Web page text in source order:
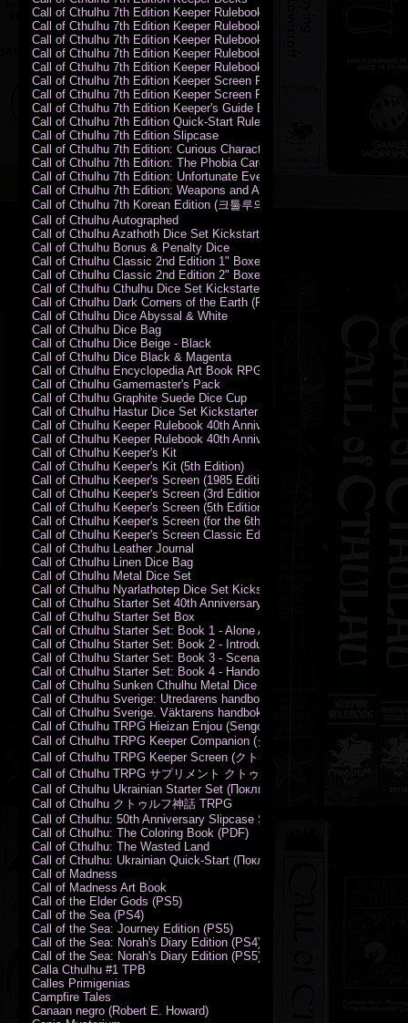
Call of Cthulhu 7th Edition Keeper Rulebook (PDF)
Call of Cthulhu 7th Edition Keeper Rulebook Backer Proof (PDF)
Call of Cthulhu 7th Edition Keeper Rulebook Hardcover
Call of Cthulhu 7th Edition Keeper Rulebook Leatherette
Call of Cthulhu 7th Edition Keeper Rulebook Softcover
Call of Cthulhu 7th Edition Keeper Screen Pack
Call of Cthulhu 7th Edition Keeper Screen Pack (PDF)
Call of Cthulhu 7th Edition Keeper's Guide El Artesano del Rey Edition
Call of Cthulhu 7th Edition Quick-Start Rules (PDF)
Call of Cthulhu 7th Edition Slipcase
Call of Cthulhu 7th Edition: Curious Characters Card Deck
Call of Cthulhu 7th Edition: The Phobia Card Deck
Call of Cthulhu 7th Edition: Unfortunate Events Card Deck
Call of Cthulhu 7th Edition: Weapons and Artifacts Card Deck
Call of Cthulhu 7th Korean Edition (크툴루의 부름: 수호자 룰북)
Call of Cthulhu Autographed
Call of Cthulhu Azathoth Dice Set Kickstarter Edition
Call of Cthulhu Bonus & Penalty Dice
Call of Cthulhu Classic 2nd Edition 1" Boxed Rules Set
Call of Cthulhu Classic 2nd Edition 2" Boxed Rules Set
Call of Cthulhu Cthulhu Dice Set Kickstarter Edition
Call of Cthulhu Dark Corners of the Earth (PC)
Call of Cthulhu Dice Abyssal & White
Call of Cthulhu Dice Bag
Call of Cthulhu Dice Beige - Black
Call of Cthulhu Dice Black & Magenta
Call of Cthulhu Encyclopedia Art Book RPG KA
Call of Cthulhu Gamemaster's Pack
Call of Cthulhu Graphite Suede Dice Cup
Call of Cthulhu Hastur Dice Set Kickstarter Edition
Call of Cthulhu Keeper Rulebook 40th Anniversary Edition
Call of Cthulhu Keeper Rulebook 40th Anniversary Edition (PDF)
Call of Cthulhu Keeper's Kit
Call of Cthulhu Keeper's Kit (5th Edition)
Call of Cthulhu Keeper's Screen (1985 Edition)
Call of Cthulhu Keeper's Screen (3rd Edition)
Call of Cthulhu Keeper's Screen (5th Edition)
Call of Cthulhu Keeper's Screen (for the 6th Edition Rules)
Call of Cthulhu Keeper's Screen Classic Edition
Call of Cthulhu Leather Journal
Call of Cthulhu Linen Dice Bag
Call of Cthulhu Metal Dice Set
Call of Cthulhu Nyarlathotep Dice Set Kickstarter Edition
Call of Cthulhu Starter Set 40th Anniversary Edition
Call of Cthulhu Starter Set Box
Call of Cthulhu Starter Set: Book 1 - Alone Against the Flames
Call of Cthulhu Starter Set: Book 2 - Introductory Rules
Call of Cthulhu Starter Set: Book 3 - Scenarios
Call of Cthulhu Starter Set: Book 4 - Handouts
Call of Cthulhu Sunken Cthulhu Metal Dice Set
Call of Cthulhu Sverige: Utredarens handbok (PDF)
Call of Cthulhu Sverige. Väktarens handbok
Call of Cthulhu TRPG Hieizan Enjou (Sengoku Period)
Call of Cthulhu TRPG Keeper Companion (クトゥルフ神話TRPG キー
Call of Cthulhu TRPG Keeper Screen (クトゥルフ神話TRPG キーパー
Call of Cthulhu TRPG サプリメント クトゥルフ2015
Call of Cthulhu Ukrainian Starter Set (Поклик Ктулху. Базовий набір)
Call of Cthulhu クトゥルフ神話 TRPG
Call of Cthulhu: 50th Anniversary Slipcase Set
Call of Cthulhu: The Coloring Book (PDF)
Call of Cthulhu: The Wasted Land
Call of Cthulhu: Ukrainian Quick-Start (Поклик Ктулху. Швидкий
Call of Madness
Call of Madness Art Book
Call of the Elder Gods (PS5)
Call of the Sea (PS4)
Call of the Sea: Journey Edition (PS5)
Call of the Sea: Norah's Diary Edition (PS4)
Call of the Sea: Norah's Diary Edition (PS5)
Calla Cthulhu #1 TPB
Calles Primigenias
Campfire Tales
Canaan negro (Robert E. Howard)